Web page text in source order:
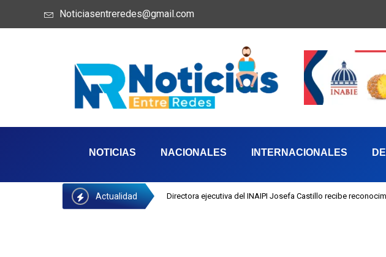
Noticiasentreredes@gmail.com
NOTICIAS NACIONALES INTERNACIONALES
Actualidad Directora ejecutiva del INAIPI Josefa Castillo recibe